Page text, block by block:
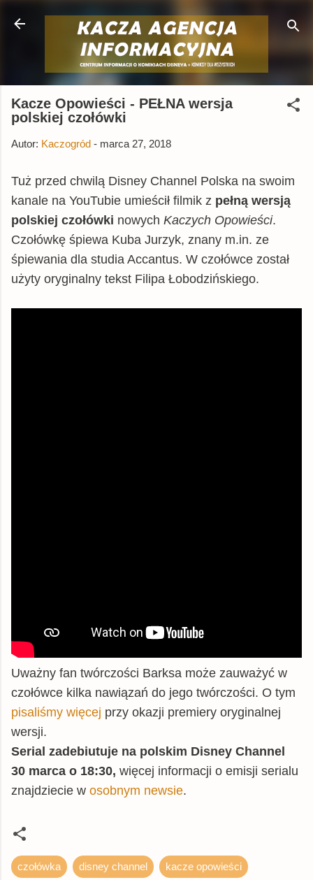
Przejdź do głównej zawartości
Kacze Opowieści - PEŁNA wersja
polskiej czołówki
Autor: Kaczogród - marca 27, 2018
Tuż przed chwilą Disney Channel Polska na swoim
kanale na YouTubie umieścił filmik z pełną wersją
polskiej czołówki nowych Kaczych Opowieści.
Czołówkę śpiewa Kuba Jurzyk, znany m.in. ze
śpiewania dla studia Accantus. W czołówce został
użyty oryginalny tekst Filipa Łobodzińskiego.
Uważny fan twórczości Barksa może zauważyć w
czołówce kilka nawiązań do jego twórczości. O tym
pisaliśmy więcej przy okazji premiery oryginalnej
wersji.
Serial zadebiutuje na polskim Disney Channel
30 marca o 18:30, więcej informacji o emisji serialu
znajdziecie w osobnym newsie.
czołówka disney channel kacze opowieści